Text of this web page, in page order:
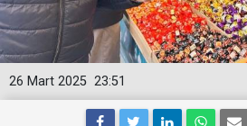
23:51
26 Mart 2025